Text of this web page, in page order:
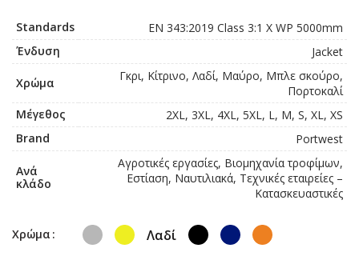
Standards
EN 343:2019 Class 3:1 X WP 5000mm
Ένδυση
Jacket
Χρώμα
Γκρι, Κίτρινο, Λαδί, Μαύρο, Μπλε σκούρο,
Πορτοκαλί
Μέγεθος
2XL, 3XL, 4XL, 5XL, L, M, S, XL, XS
Brand
Portwest
Ανά
κλάδο
Αγροτικές εργασίες, Βιομηχανία τροφίμων,
Εστίαση, Ναυτιλιακά, Τεχνικές εταιρείες –
Κατασκευαστικές
Χρώμα Λαδί